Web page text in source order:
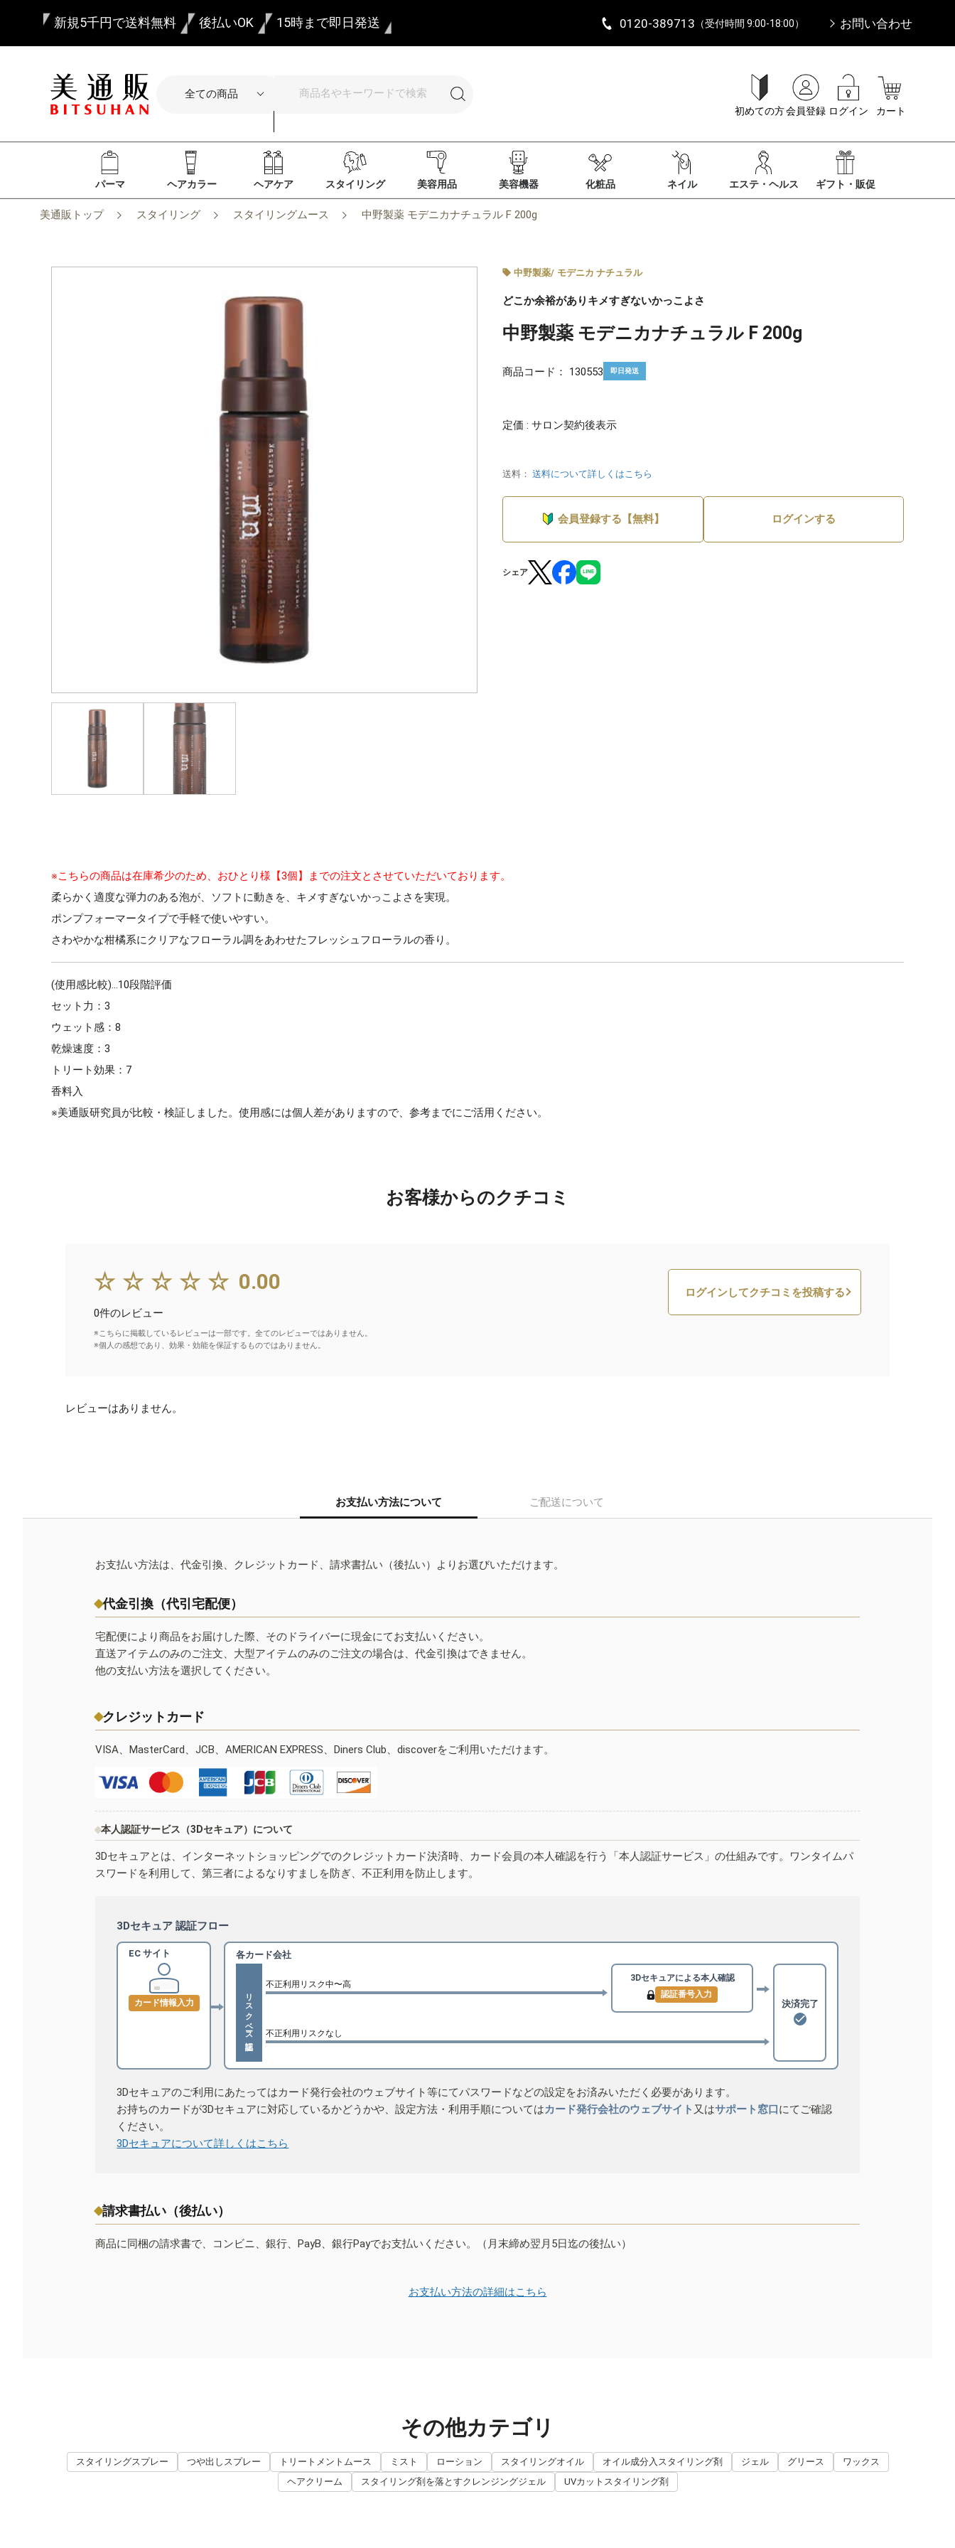
新規5千円で送料無料 後払いOK 15時まで即日発送 0120-389713 （受付時間 9:00-18:00） お問い合わせ
初めての方会員登録 ログイン カート
パーマ ヘアカラー ヘアケア スタイリング 美容用品 美容機器 化粧品 ネイル エステ・ヘルス ギフト・販促
美通販トップ スタイリング スタイリングムース 中野製薬 モデニカナチュラル F 200g
中野製薬/ モデニカ ナチュラル
どこか余裕がありキメすぎないかっこよさ
中野製薬 モデニカナチュラル F 200g
商品コード： 130553 即日発送
定価 : サロン契約後表示
送料： 送料について詳しくはこちら
会員登録する【無料】 ログインする
シェア
※こちらの商品は在庫希少のため、おひとり様【3個】までの注文とさせていただいております。
柔らかく適度な弾力のある泡が、ソフトに動きを、キメすぎないかっこよさを実現。
ポンプフォーマータイプで手軽で使いやすい。
さわやかな柑橘系にクリアなフローラル調をあわせたフレッシュフローラルの香り。
(使用感比較)…10段階評価
セット力：3
ウェット感：8
乾燥速度：3
トリート効果：7
香料入
※美通販研究員が比較・検証しました。使用感には個人差がありますので、参考までにご活用ください。
お客様からのクチコミ
☆☆☆☆☆ 0.00
0件のレビュー
※こちらに掲載しているレビューは一部です。全てのレビューではありません。
※個人の感想であり、効果・効能を保証するものではありません。
ログインしてクチコミを投稿する
レビューはありません。
お支払い方法について ご配送について
お支払い方法は、代金引換、クレジットカード、請求書払い（後払い）よりお選びいただけます。
代金引換（代引宅配便）
宅配便により商品をお届けした際、そのドライバーに現金にてお支払いください。
直送アイテムのみのご注文、大型アイテムのみのご注文の場合は、代金引換はできません。
他の支払い方法を選択してください。
クレジットカード
VISA、MasterCard、JCB、AMERICAN EXPRESS、Diners Club、discoverをご利用いただけます。
本人認証サービス（3Dセキュア）について
3Dセキュアとは、インターネットショッピングでのクレジットカード決済時、カード会員の本人確認を行う「本人認証サービス」の仕組みです。ワンタイムパ
スワードを利用して、第三者によるなりすましを防ぎ、不正利用を防止します。
3Dセキュア 認証フロー
EC サイト
カード情報入力
各カード会社
リスクベース認証
不正利用リスク中〜高
3Dセキュアによる本人確認
認証番号入力
不正利用リスクなし
決済完了
3Dセキュアのご利用にあたってはカード発行会社のウェブサイト等にてパスワードなどの設定をお済みいただく必要があります。
お持ちのカードが3Dセキュアに対応しているかどうかや、設定方法・利用手順についてはカード発行会社のウェブサイト 又はサポート窓口にてご確認
ください。
3Dセキュアについて詳しくはこちら
請求書払い（後払い）
商品に同梱の請求書で、コンビニ、銀行、PayB、銀行Payでお支払いください。（月末締め翌月5日迄の後払い）
お支払い方法の詳細はこちら
その他カテゴリ
スタイリングスプレー つや出しスプレー トリートメントムース ミスト ローション スタイリングオイル オイル成分入スタイリング剤 ジェル グリース
ワックス
ヘアクリーム
スタイリング剤を落とすクレンジングジェル UVカットスタイリング剤